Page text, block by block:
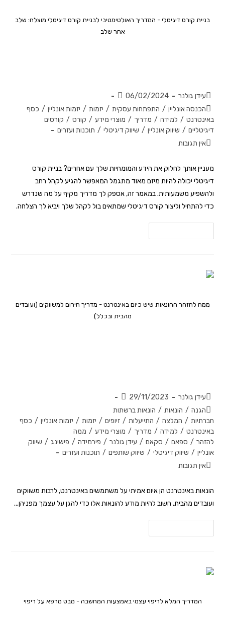
בניית קורס דיגיטלי - המדריך האולטימטיבי לבניית קורס דיגיטלי מוצלח: שלב
אחר שלב
עידן גולנר
06/02/2024
הכנסה אונליין / התפתחות עסקית / יזמות / יזמות אונליין / כסף
באינטרנט / למידה / מדריך / מוצרי מידע / קורס / קורסים
דיגיטליים / שיווק אונליין / שיווק דיגיטלי / תוכנות ועזרים
אין תגובות
מעניין אותך לחלוק את הידע והמומחיות שלך עם אחרים? בניית קורס
דיגיטלי יכולה להיות מיזם מאוד מתגמל המאפשר להגיע לקהל רחב
ולהשפיע משמעותית. במאמר זה, אספק לך מדריך מקיף על מה שנדרש
כדי להתחיל וליצור קורס דיגיטלי שמתאים בול לקהל שלך ויביא לך הצלחה.
ממה להזהר ההונאות שיש כיום באינטרנט - מדריך חירום למשווקים (ועובדים
מהבית ובכלל)
עידן גולנר
29/11/2023
הגנה / הונאות / הונאות ברשתות
חברתיות / המלצה / התייעלות / זיופים / יזמות / יזמות אונליין / כסף
באינטרנט / למידה / מדריך / מוצרי מידע / ממה
להזהר / ספאם / סקאם / עידן גולנר / פירמידה / פישינג / שיווק
אונליין / שיווק דיגיטלי / שיווק שותפים / תוכנות ועזרים
אין תגובות
הונאות באינטרנט הן איום אמיתי על משתמשים באינטרנט, לרבות משווקים
ועובדים מהבית. חשוב להיות מודע להונאות אלו כדי להגן על עצמך מפניהן...
המדריך המלא לריפוי עצמי באמצעות המחשבה - מבט מרפא על ריפוי